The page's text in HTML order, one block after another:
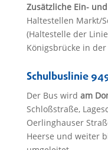
Zusätzliche Ein-
Haltestellen Markt/
(Haltestelle der
Königsbrücke in
Schulbuslinie
Der Bus wird am
Schloßstraße,
Oerlinghauser
Heerse und weiter